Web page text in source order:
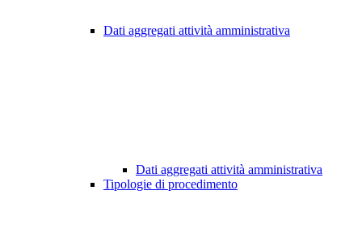
Dati aggregati attività amministrativa
Dati aggregati attività amministrativa
Tipologie di procedimento